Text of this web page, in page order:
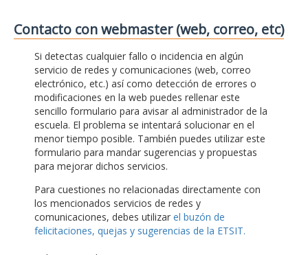
Contacto con webmaster (web, correo, etc)
Si detectas cualquier fallo o incidencia en algún
servicio de redes y comunicaciones (web, correo
electrónico, etc.) así como detección de errores o
modificaciones en la web puedes rellenar este
sencillo formulario para avisar al administrador de la
escuela. El problema se intentará solucionar en el
menor tiempo posible. También puedes utilizar este
formulario para mandar sugerencias y propuestas
para mejorar dichos servicios.
Para cuestiones no relacionadas directamente con
los mencionados servicios de redes y
comunicaciones, debes utilizar el buzón de
felicitaciones, quejas y sugerencias de la ETSIT.